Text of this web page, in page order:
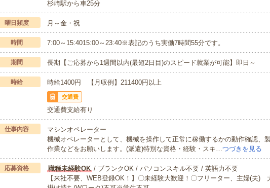
杉崎駅から車25分
曜日頻度 月～金・祝
時間 7:00～15:4015:00～23:40※表記のうち実働7時間55分です。
期間 長期【ご応募から1週間以内(最短2日目)のスピード就業が可能】即日～
時給 時給1400円 【月収例】211400円以上
交通費
交通費支給有り
仕事内容
マシンオペレーター
機械オペレーターとして、機械を操作して正常に稼働するかの動作確認、
作業などをお願いします。(派遣)特別な資格・経験・スキ… つづきを見る
応募資格 職種未経験OK / ブランクOK / パソコンスキル不要 / 英語力不要
【来社不要、WEB登録OK！】〇未経験大歓迎！〇フリーター、主婦(夫)